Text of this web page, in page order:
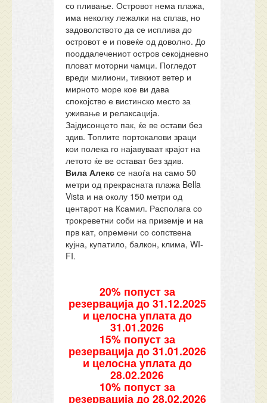
со пливање. Островот нема плажа,
има неколку лежалки на сплав, но
задоволството да се исплива до
островот е и повеќе од доволно. До
пооддалечениот остров секојдневно
пловат моторни чамци. Погледот
вреди милиони, тивкиот ветер и
мирното море кое ви дава
спокојство е вистинско место за
уживање и релаксација.
Зајдисонцето пак, ќе ве остави без
здив. Топлите портокалови зраци
кои полека го најавуваат крајот на
летото ќе ве остават без здив.
Вила Алекссе наоѓа на само 50
метри од прекрасната плажа Bella
Vista и на околу 150 метри од
центарот на Ксамил. Располага со
трокреветни соби на приземје и на
прв кат, опремени со сопствена
кујна, купатило, балкон, клима, WI-
FI.
20% попуст за
резервација до 31.12.2025
и целосна уплата до
31.01.2026
15% попуст за
резервација до 31.01.2026
и целосна уплата до
28.02.2026
10% попуст за
резервација до 28.02.2026